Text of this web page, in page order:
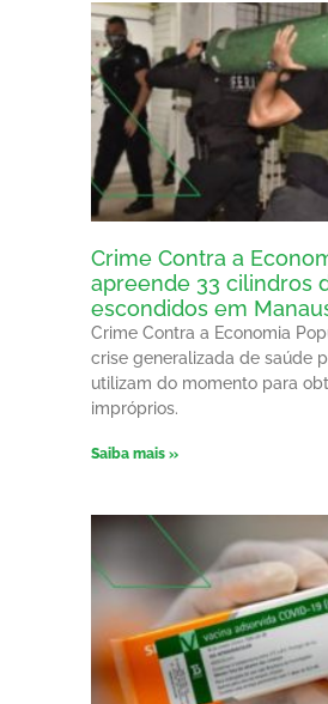
Crime Contra a
apreende 33 cilindros
escondidos em
Crime Contra a Economia
crise generalizada de saúde
utilizam do momento para
impróprios.
Saiba mais »